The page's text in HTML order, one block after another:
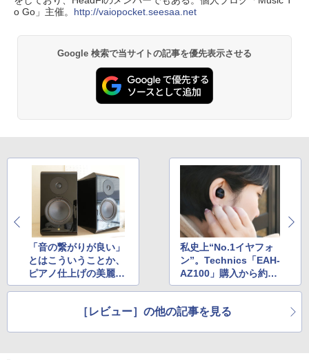
o Go」主催。 http://vaiopocket.seesaa.net
Google 検索で当サイトの記事を優先表示させる
「音の繋がりが良い」
とはこういうことか、
ピアノ仕上げの美麗さ
に惚れる。ヤマハ「NS
私史上“No.1イヤフォ
ン”。Technics「EAH-
AZ100」購入から約3
週間使ってわかった魅
［レビュー］の他の記事を見る